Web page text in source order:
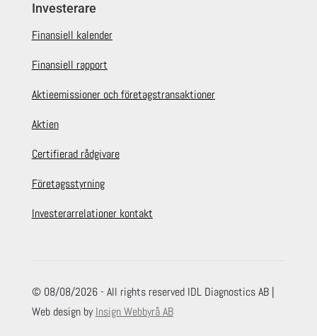
Investerare
Finansiell kalender
Finansiell rapport
Aktieemissioner och företagstransaktioner
Aktien
Certifierad rådgivare
Företagsstyrning
Investerarrelationer kontakt
© 08/08/2026 - All rights reserved IDL Diagnostics AB |
Web design byInsign Webbyrå AB